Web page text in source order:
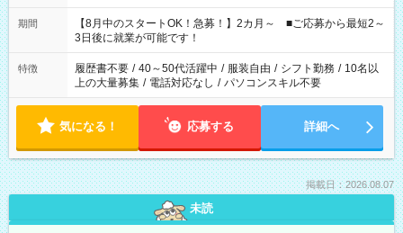
と休みを合わせたい」 「余裕を持って夕飯の準備がしたい」
「できれば残業はしたくない」 など、ご希望を教えてください
ね。 ※Wワーク希望の方へ 今ご覧のお仕事で希望する勤務時間
と、もう1つのお仕事の勤務時間。 合計で週40時間を超える場
合は応募できません。
期間
【8月中のスタートOK！急募！】2カ月～ ■ご応募から最短2～
3日後に就業が可能です！
特徴 履歴書不要 / 40～50代活躍中 / 服装自由 / シフト勤務 / 10名以
上の大量募集 / 電話対応なし / パソコンスキル不要
気になる！ 応募する 詳細へ
掲載日：2026.08.07
未読